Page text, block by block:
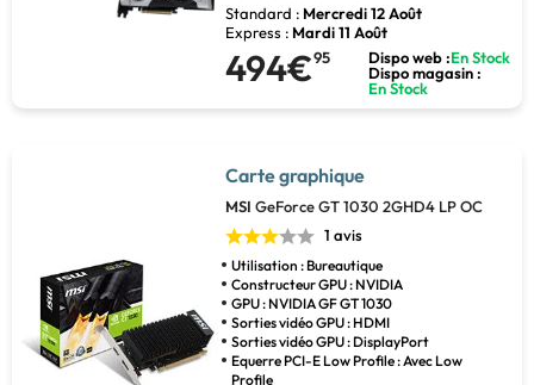
Standard : Mercredi 12 Août
Express : Mardi 11 Août
494€95 Dispo web :En Stock
Dispo magasin :
En Stock
Carte graphique
MSI GeForce GT 1030 2GHD4 LP OC
1 avis
Utilisation : Bureautique
Constructeur GPU : NVIDIA
GPU : NVIDIA GF GT 1030
Sorties vidéo GPU : HDMI
Sorties vidéo GPU : DisplayPort
Equerre PCI-E Low Profile : Avec Low
Profile